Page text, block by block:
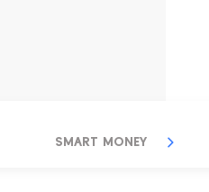
SMART MONEY